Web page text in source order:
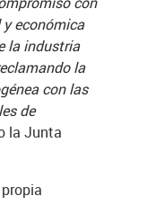
económica
la industria
la
con las
de
la Junta